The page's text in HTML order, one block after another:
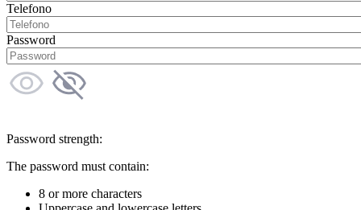
Telefono
Password
Password strength:
The password must contain:
8 or more characters